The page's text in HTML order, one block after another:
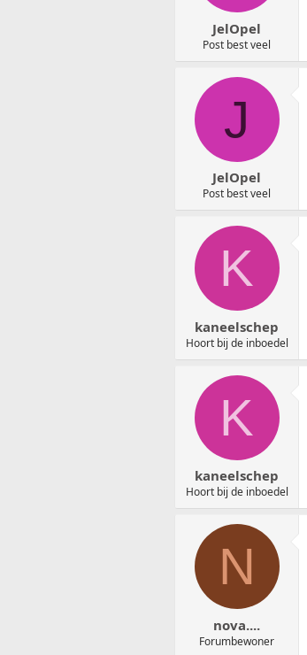
JelOpel
Post best veel
J
JelOpel
Post best veel
K
kaneelschep
Hoort bij de inboedel
K
kaneelschep
Hoort bij de inboedel
N
nova....
Forumbewoner